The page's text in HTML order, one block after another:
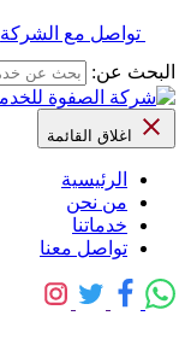
تواصل مع الشركة
البحث عن:
اغلاق القائمة
الرئيسية
من نحن
خدماتنا
تواصل معنا